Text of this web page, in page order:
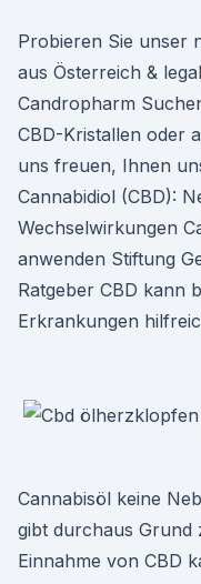
Probieren Sie unser
aus Österreich &
Candropharm
CBD-Kristallen oder
uns freuen, Ihnen
Cannabidiol (CBD):
Wechselwirkungen
anwenden Stiftung
Ratgeber CBD kann
Erkrankungen
Cannabisöl keine
gibt durchaus Grund
Einnahme von CBD